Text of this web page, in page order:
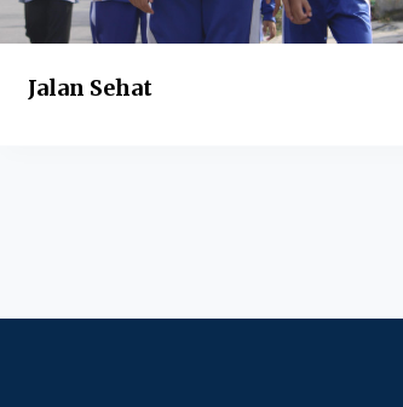
Jalan Sehat